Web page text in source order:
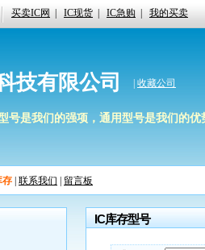
买卖IC网 IC现货 IC急购 我的买卖
技有限公司 收藏公司
号是我们的强项，通用型号是我们的优
存 联系我们 留言板
IC库存型号